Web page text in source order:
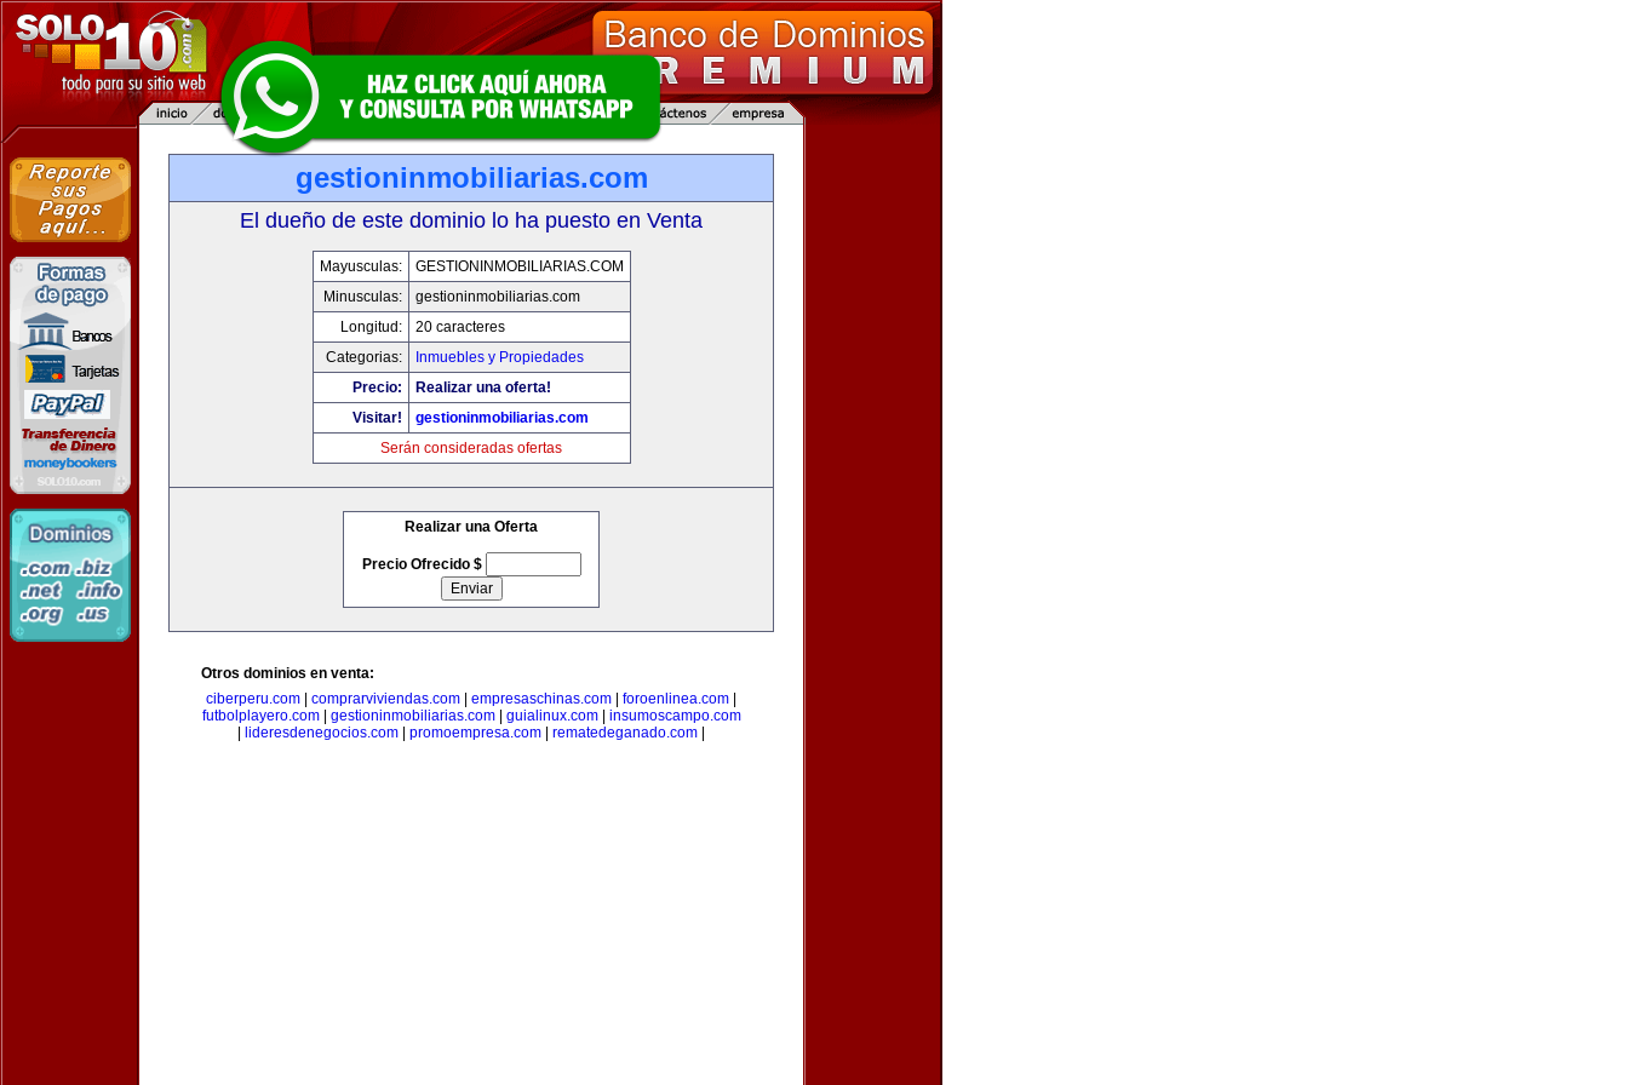
gestioninmobiliarias.com
El dueño de este dominio lo ha puesto en Venta
Mayusculas:
GESTIONINMOBILIARIAS.COM
Minusculas:
gestioninmobiliarias.com
Longitud:
20 caracteres
Categorias:
Inmuebles y Propiedades
Precio:
Realizar una oferta!
Visitar!
gestioninmobiliarias.com
Serán consideradas ofertas
Realizar una Oferta
Precio Ofrecido $
Otros dominios en venta:
ciberperu.com
comprarviviendas.com empresaschinas.com foroenlinea.com
futbolplayero.com| gestioninmobiliarias.com| guialinux.com| insumoscampo.com
lideresdenegocios.com promoempresa.com rematedeganado.com